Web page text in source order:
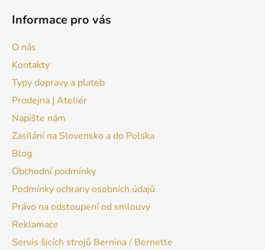
Informace pro vás
O nás
Kontakty
Typy dopravy a plateb
Prodejna | Ateliér
Napište nám
Zasílání na Slovensko a do Polska
Blog
Obchodní podmínky
Podmínky ochrany osobních údajů
Právo na odstoupení od smlouvy
Reklamace
Servis šicích strojů Bernina / Bernette